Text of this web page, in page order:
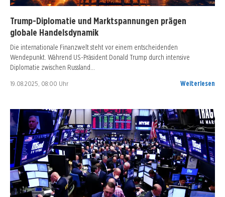
Trump-Diplomatie und Marktspannungen prägen
globale Handelsdynamik
Die internationale Finanzwelt steht vor einem entscheidenden
Wendepunkt. Während US-Präsident Donald Trump durch intensive
Diplomatie zwischen Russland…
19.08.2025, 08:00 Uhr Weiterlesen